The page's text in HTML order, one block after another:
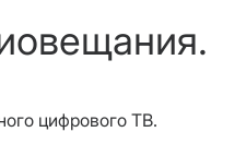
цифрового ТВ.